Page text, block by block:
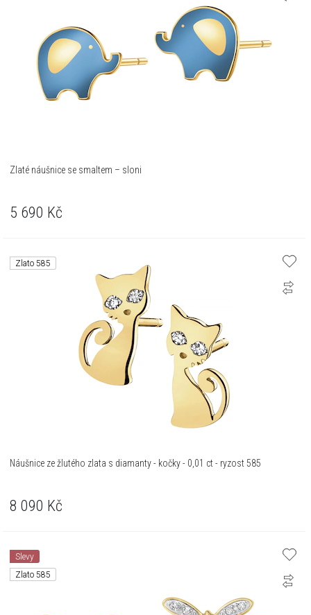
Zlaté náušnice se smaltem – sloni
5 690 Kč
Zlato 585
Náušnice ze žlutého zlata s diamanty - kočky - 0,01 ct - ryzost 585
8 090 Kč
Slevy
Zlato 585